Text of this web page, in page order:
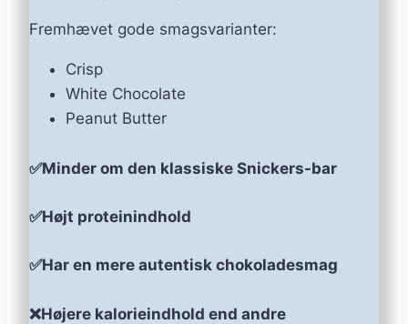
Fremhævet gode smagsvarianter:
Crisp
White Chocolate
Peanut Butter
✅Minder om den klassiske Snickers-bar
✅Højt proteinindhold
✅Har en mere autentisk chokoladesmag
❌Højere kalorieindhold end andre